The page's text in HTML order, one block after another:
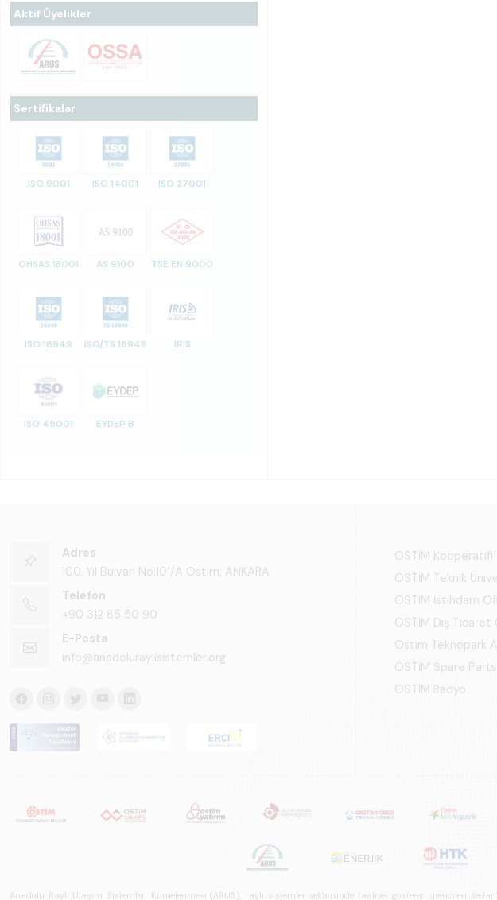
Aktif Üyelikler
Sertifikalar
ISO 9001 ISO 14001 ISO 27001
OHSAS 18001 AS 9100 TSE EN 9000
ISO 16949 ISO/TS 16949 IRIS
ISO 45001 EYDEP B
Adres
100. Yıl Bulvarı No:101/A Ostim, ANKARA
Telefon
+90 312 85 50 90
E-Posta
info@anadoluraylisistemler.org
OSTİM Kooperatifi
OSTİM Teknik
OSTİM İstihdam
OSTİM Dış Ticaret
Ostim Teknopark
OSTİM Spare
OSTİM Radyo
Anadolu Raylı Ulaşım Sistemleri Kümelenmesi (ARUS), raylı sistemler sektöründe faaliyet gösteren üreticileri,